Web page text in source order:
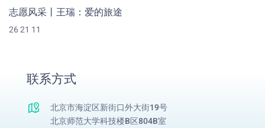
志愿风采丨王瑞：爱的旅途
26 21 11
联系方式
北京市海淀区新街口外大街19号
北京师范大学科技楼B区804B室